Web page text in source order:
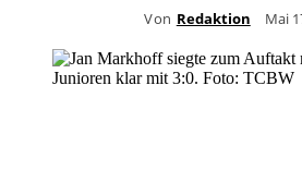
Von Redaktion Mai